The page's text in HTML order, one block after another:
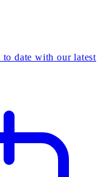
date with our latest